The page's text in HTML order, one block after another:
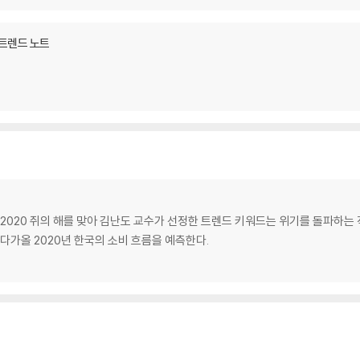
렌드 노트
쥐의 해를 맞아 김난도 교수가 선정한 트렌드 키워드는 위기를 돌파하
가올 2020년 한국의 소비 흐름을 예측한다.